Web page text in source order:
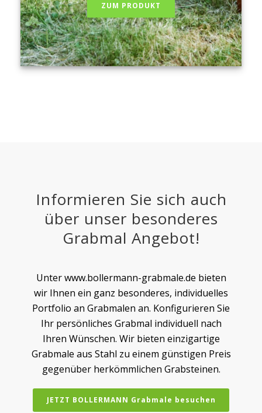
ZUM PRODUKT
Informieren Sie sich auch
über unser besonderes
Grabmal Angebot!
Unter www.bollermann-grabmale.de bieten
wir Ihnen ein ganz besonderes, individuelles
Portfolio an Grabmalen an. Konfigurieren Sie
Ihr persönliches Grabmal individuell nach
Ihren Wünschen. Wir bieten einzigartige
Grabmale aus Stahl zu einem günstigen Preis
gegenüber herkömmlichen Grabsteinen.
JETZT BOLLERMANN Grabmale besuchen